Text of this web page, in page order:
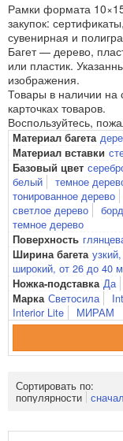
Рамки формата
закупок:
сувенирная и
Багет — дерево,
или пластик.
изображения.
Товары в наличии
карточках товаров.
Воспользуйтесь,
Материал багета
Материал вставки
Базовый цвет
белый
темное
тонированное дерево
светлое дерево
темное дерево
Поверхность
Ширина багета
широкий, от 26 до 40
Ножка-подставка Да
Марка Светосила
Interior Lite
МИРАМ
Сортировать по:
популярности